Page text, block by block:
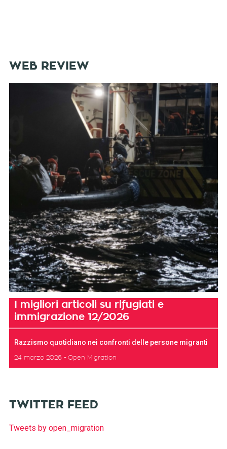
WEB REVIEW
I migliori articoli su rifugiati e
immigrazione 12/2026
Razzismo quotidiano nei confronti delle persone migranti
24 marzo 2026 Open Migration
TWITTER FEED
Tweets by open_migration